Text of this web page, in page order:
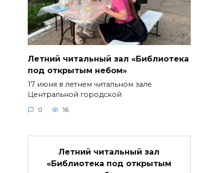
Летний читальный зал «Библиотека
под открытым небом»
17 июня в летнем читальном зале
Центральной городской
0 16
Летний читальный зал
«Библиотека под открытым